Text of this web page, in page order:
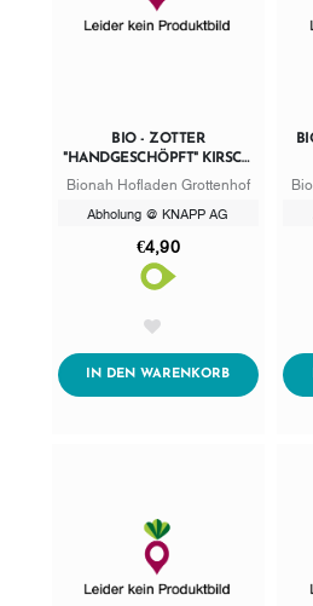
BIO - ZOTTER
"HANDGESCHÖPFT" KIRSCH
AUF NUSSWAFFEL
Bionah Hofladen Grottenhof
Abholung @ KNAPP AG
€4,90
IN DEN WARENKORBADDTOCART